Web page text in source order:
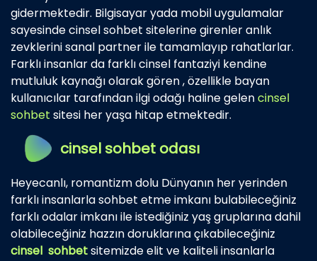
gidermektedir. Bilgisayar yada mobil uygulamalar
sayesinde cinsel sohbet sitelerine girenler anlık
zevklerini sanal partner ile tamamlayıp rahatlarlar.
Farklı insanlar da farklı cinsel fantaziyi kendine
mutluluk kaynağı olarak gören , özellikle bayan
kullanıcılar tarafından ilgi odağı haline gelencinsel
sohbet sitesi her yaşa hitap etmektedir.
cinsel sohbet odası
Heyecanlı, romantizm dolu Dünyanın her yerinden
farklı insanlarla sohbet etme imkanı bulabileceğiniz
farklı odalar imkanı ile istediğiniz yaş gruplarına dahil
olabileceğiniz hazzın doruklarına çıkabileceğiniz
cinsel sohbetsitemizde elit ve kaliteli insanlarla